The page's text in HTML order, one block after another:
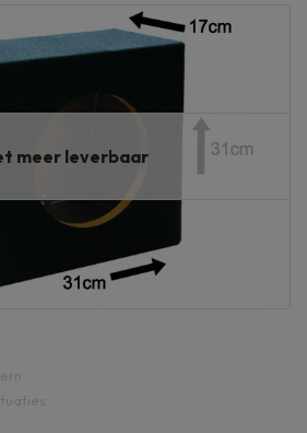
meer leverbaar